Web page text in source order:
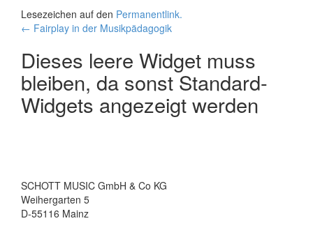
Lesezeichen auf den Permanentlink.
Beitrags-
Navigation
← Fairplay in der Musikpädagogik
Dieses leere Widget muss
bleiben, da sonst Standard-
Widgets angezeigt werden
SCHOTT MUSIC GmbH & Co KG
Weihergarten 5
D-55116 Mainz